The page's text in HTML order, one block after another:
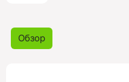
Обзор